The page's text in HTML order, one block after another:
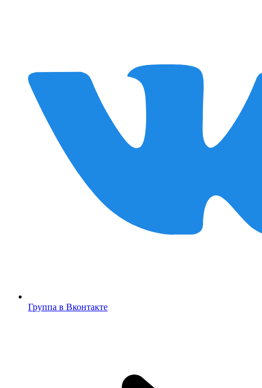
Группа в Вконтакте